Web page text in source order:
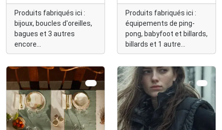
Produits fabriqués ici :
bijoux, boucles d'oreilles,
bagues et 3 autres
encore...
Produits fabriqués ici :
équipements de ping-
pong, babyfoot et billards,
billards et 1 autre
encore...